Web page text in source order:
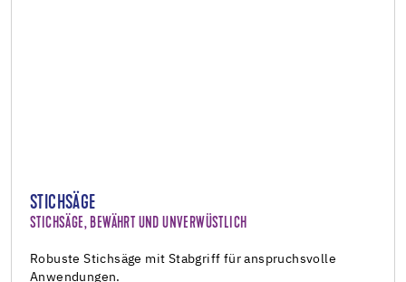
STICHSÄGE
STICHSÄGE, BEWÄHRT UND UNVERWÜSTLICH
Robuste Stichsäge mit Stabgriff für anspruchsvolle
Anwendungen.